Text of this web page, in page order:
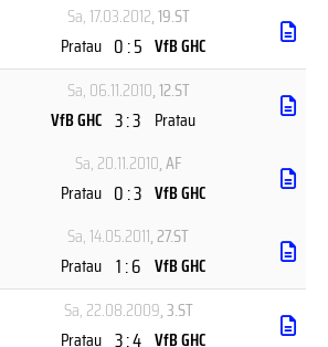
Sa, 17.03.2012, 19.ST
Pratau 0 : 5 VfB GHC
Sa, 06.11.2010, 12.ST
VfB GHC 3 : 3 Pratau
Sa, 20.11.2010, AF
Pratau 0 : 3 VfB GHC
Sa, 14.05.2011, 27.ST
Pratau 1 : 6 VfB GHC
Sa, 22.08.2009, 3.ST
Pratau 3 : 4 VfB GHC